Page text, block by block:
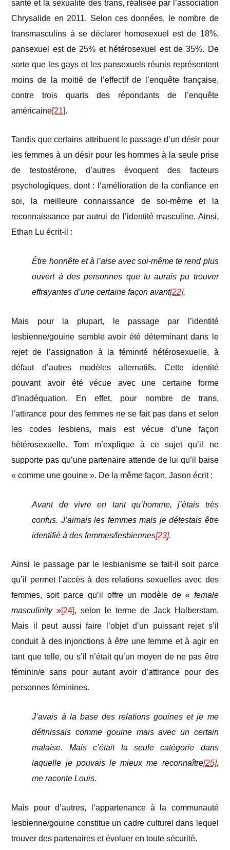
santé et la sexualité des trans, réalisée par l’association
Chrysalide en 2011. Selon ces données, le nombre de
transmasculins à se déclarer homosexuel est de 18%,
pansexuel est de 25% et hétérosexuel est de 35%. De
sorte que les gays et les pansexuels réunis représentent
moins de la moitié de l’effectif de l’enquête française,
contre trois quarts des répondants de l’enquête
américaine[21].
Tandis que certains attribuent le passage d’un désir pour
les femmes à un désir pour les hommes à la seule prise
de testostérone, d’autres évoquent des facteurs
psychologiques, dont : l’amélioration de la confiance en
soi, la meilleure connaissance de soi-même et la
reconnaissance par autrui de l’identité masculine. Ainsi,
Ethan Lu écrit-il :
Être honnête et à l’aise avec soi-même te rend plus
ouvert à des personnes que tu aurais pu trouver
effrayantes d’une certaine façon avant[22].
Mais pour la plupart, le passage par l’identité
lesbienne/gouine semble avoir été déterminant dans le
rejet de l’assignation à la féminité hétérosexuelle, à
défaut d’autres modèles alternatifs. Cette identité
pouvant avoir été vécue avec une certaine forme
d’inadéquation. En effet, pour nombre de trans,
l’attirance pour des femmes ne se fait pas dans et selon
les codes lesbiens, mais est vécue d’une façon
hétérosexuelle. Tom m’explique à ce sujet qu’il ne
supporte pas qu’une partenaire attende de lui qu’il baise
« comme une gouine ». De la même façon, Jason écrit :
Avant de vivre en tant qu’homme, j’étais très
confus. J’aimais les femmes mais je détestais être
identifié à des femmes/lesbiennes[23].
Ainsi le passage par le lesbianisme se fait-il soit parce
qu’il permet l’accès à des relations sexuelles avec des
femmes, soit parce qu’il offre un modèle de « female
masculinity»[24], selon le terme de Jack Halberstam.
Mais il peut aussi faire l’objet d’un puissant rejet s’il
conduit à des injonctions àêtre une femme et à agir en
tant que telle, ou s’il n’était qu’un moyen de ne pas être
féminin/e sans pour autant avoir d’attirance pour des
personnes féminines.
J’avais à la base des relations gouines et je me
définissais comme gouine mais avec un certain
malaise. Mais c’était la seule catégorie dans
laquelle je pouvais le mieux me reconnaître[25],
me raconte Louis.
Mais pour d’autres, l’appartenance à la communauté
lesbienne/gouine constitue un cadre culturel dans lequel
trouver des partenaires et évoluer en toute sécurité.